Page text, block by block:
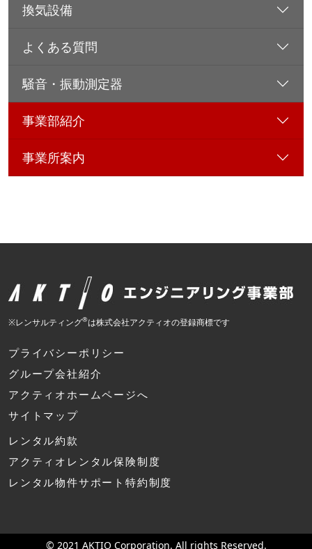
換気設備
よくある質問
騒音・振動測定器
事業部紹介
事業所案内
※レンサルティング®は株式会社アクティオの登録商標です
プライバシーポリシー
グループ会社紹介
アクティオホームページへ
サイトマップ
レンタル約款
アクティオレンタル保険制度
レンタル物件サポート特約制度
© 2021 AKTIO Corporation. All rights Reserved.